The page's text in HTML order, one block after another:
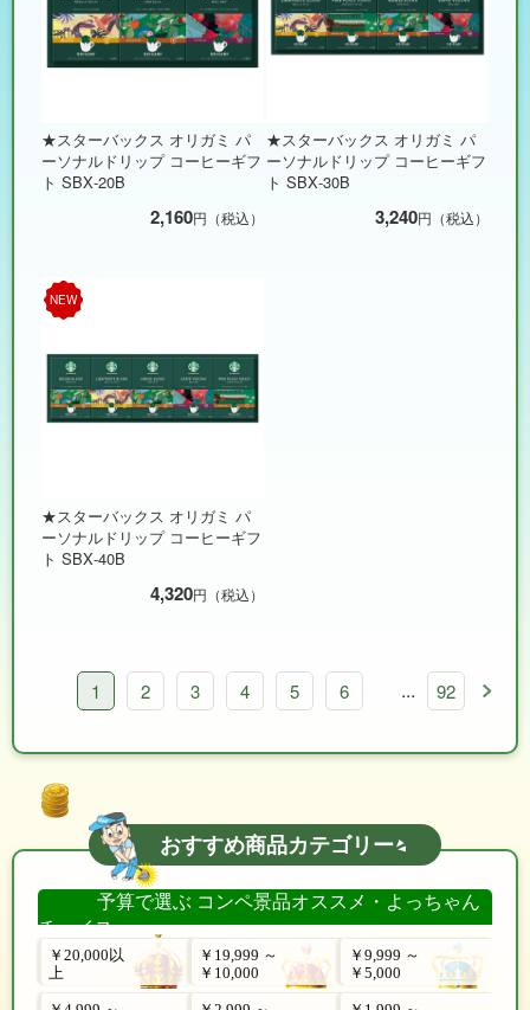
★スターバックス オリガミ パ
ーソナルドリップ コーヒーギフ
ト SBX-20B
2,160円（税込）
★スターバックス オリガミ パ
ーソナルドリップ コーヒーギフ
ト SBX-30B
3,240円（税込）
NEW
★スターバックス オリガミ パ
ーソナルドリップ コーヒーギフ
ト SBX-40B
4,320円（税込）
1 2 3 4 5 6 ... 92
おすすめ商品カテゴリー
予算で選ぶ コンペ景品オススメ・よっちゃん
チョイス
￥20,000以
上
￥19,999 ～
￥10,000
￥9,999 ～
￥5,000